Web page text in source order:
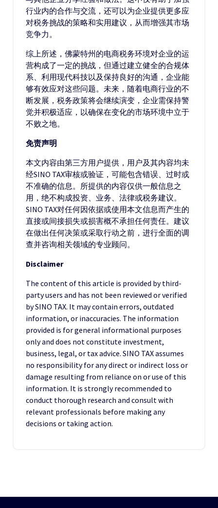
行业内的合作与交流，还可以为企业提供更多应
对税务挑战的策略和实用建议，从而增强其市场
竞争力。
综上所述，佛蒙特州的电商税务环境对企业的运
营构成了一定的挑战，但通过建立健全的合规体
系、利用现代科技以及保持良好的沟通，企业能
够有效应对这些问题。未来，随着电商行业的不
断发展，税务政策将会继续演变，企业需保持警
觉并积极适应，以确保在变化的市场环境中立于
不败之地。
免责声明
本文内容由第三方用户提供，用户及其内容均未
经SINO TAX审核或验证，可能包含错误、过时或
不准确的信息。所提供的内容仅供一般信息之
用，绝不构成投资、业务、法律或税务建议。
SINO TAX对任何因依据或使用本文信息而产生的
直接或间接损失或损害概不承担任何责任。建议
在做出任何决策或采取行动之前，进行全面的调
查并咨询相关领域的专业顾问。
Disclaimer
The content of this article is provided by third-
party users and has not been reviewed or verified
by SINO TAX. It may contain errors, outdated
information, or inaccuracies. The information
provided is for general informational purposes
only and does not constitute investment,
business, legal, or tax advice. SINO TAX assumes
no responsibility for any direct or indirect loss or
damage resulting from reliance on or use of this
information. It is strongly recommended to
conduct thorough research and consult with
relevant professionals before making any
decisions or taking action.